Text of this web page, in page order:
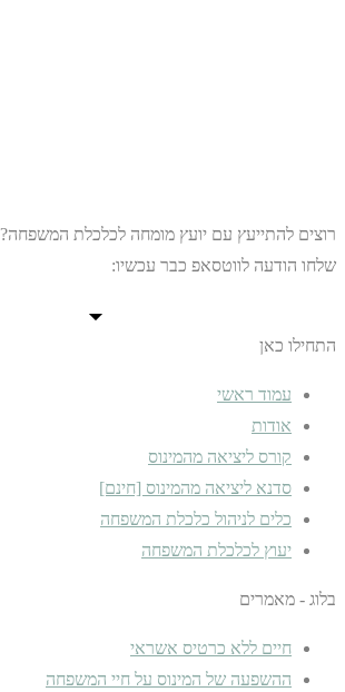
רוצים להתייעץ עם יועץ מומחה לכלכלת המשפחה?
שלחו הודעה לווטסאפ כבר עכשיו:
התחילו כאן
עמוד ראשי
אודות
קורס ליציאה מהמינוס
סדנא ליציאה מהמינוס [חינם]
כלים לניהול כלכלת המשפחה
יעוץ לכלכלת המשפחה
בלוג - מאמרים
חיים ללא כרטיס אשראי
ההשפעה של המינוס על חיי המשפחה